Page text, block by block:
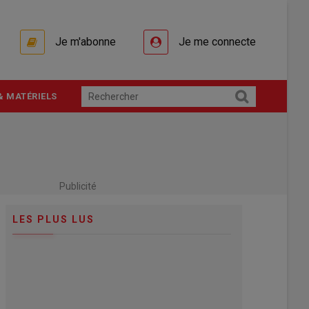
Je m'abonne Je me connecte
MATÉRIELS
Publicité
LES PLUS LUS